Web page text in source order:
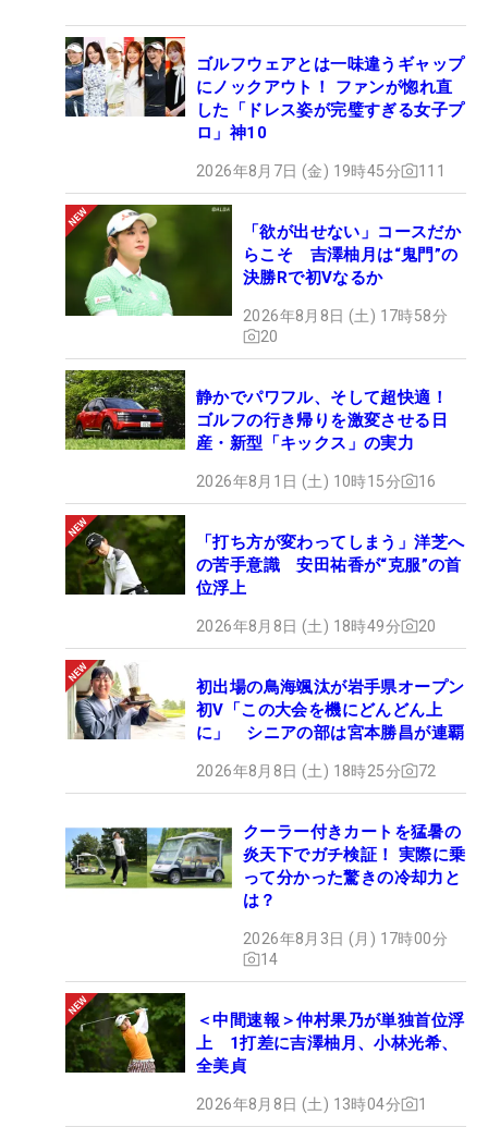
ゴルフウェアとは一味違うギャップ
にノックアウト！ ファンが惚れ直
した「ドレス姿が完璧すぎる女子プ
ロ」神10
2026年8月7日 (金) 19時45分 111
「欲が出せない」コースだか
らこそ 吉澤柚月は“鬼門”の
決勝Rで初Vなるか
2026年8月8日 (土) 17時58分
20
静かでパワフル、そして超快適！
ゴルフの行き帰りを激変させる日
産・新型「キックス」の実力
2026年8月1日 (土) 10時15分 16
「打ち方が変わってしまう」洋芝へ
の苦手意識 安田祐香が“克服”の首
位浮上
2026年8月8日 (土) 18時49分 20
初出場の鳥海颯汰が岩手県オープン
初V「この大会を機にどんどん上
に」 シニアの部は宮本勝昌が連覇
2026年8月8日 (土) 18時25分 72
クーラー付きカートを猛暑の
炎天下でガチ検証！ 実際に乗
って分かった驚きの冷却力と
は？
2026年8月3日 (月) 17時00分
14
＜中間速報＞仲村果乃が単独首位浮
上 1打差に吉澤柚月、小林光希、
全美貞
2026年8月8日 (土) 13時04分 1